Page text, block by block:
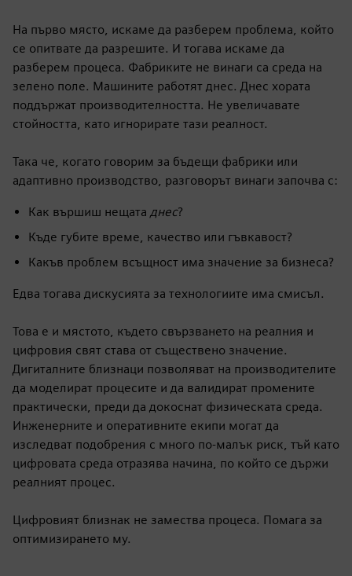
На първо място, искаме да разберем проблема, който
се опитвате да разрешите. И тогава искаме да
разберем процеса. Фабриките не винаги са среда на
зелено поле. Машините работят днес. Днес хората
поддържат производителността. Не увеличавате
стойността, като игнорирате тази реалност.
Така че, когато говорим за бъдещи фабрики или
адаптивно производство, разговорът винаги започва с:
Как вършиш нещата днес?
Къде губите време, качество или гъвкавост?
Какъв проблем всъщност има значение за бизнеса?
Едва тогава дискусията за технологиите има смисъл.
Това е и мястото, където свързването на реалния и
цифровия свят става от съществено значение.
Дигиталните близнаци позволяват на производителите
да моделират процесите и да валидират промените
практически, преди да докоснат физическата среда.
Инженерните и оперативните екипи могат да
изследват подобрения с много по-малък риск, тъй като
цифровата среда отразява начина, по който се държи
реалният процес.
Цифровият близнак не замества процеса. Помага за
оптимизирането му.